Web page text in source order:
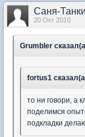
Саня-
20 Окт 2010
Grumbler
fortus1
то ни говори, а
поделимся
подкладки